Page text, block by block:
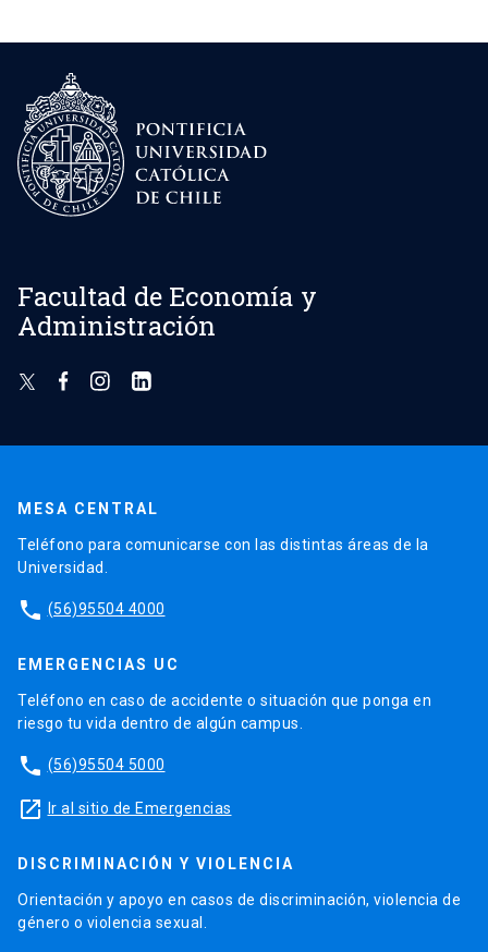
Facultad de Economía y
Administración
MESA CENTRAL
Teléfono para comunicarse con las distintas áreas de la
Universidad.
phone (56)95504 4000
EMERGENCIAS UC
Teléfono en caso de accidente o situación que ponga en
riesgo tu vida dentro de algún campus.
phone (56)95504 5000
launch Ir al sitio de Emergencias
DISCRIMINACIÓN Y VIOLENCIA
Orientación y apoyo en casos de discriminación, violencia de
género o violencia sexual.